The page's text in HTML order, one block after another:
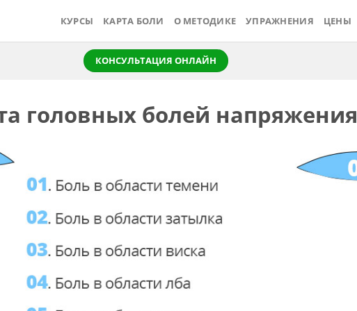
КУРСЫ КАРТА БОЛИ О МЕТОДИКЕ УПРАЖНЕНИЯ ЦЕНЫ
КОНСУЛЬТАЦИЯ ОНЛАЙН
головных болей напряжения